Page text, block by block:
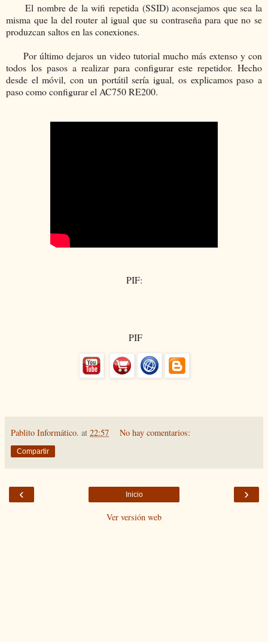
El nombre de la wifi repetida (SSID) aconsejamos que sea la
misma que la del router al igual que su contraseña para que no se
produzcan saltos en las conexiones.
Por último dejaros un video tutorial mucho más extenso y con
todos los pasos a realizar para configurar este repetidor. Hecho
desde el móvil, con un portátil sería igual, os explicamos paso a
paso como configurar el AC750 RE200.
PIF:
PIF
Pablito Informático. at 22:57 No hay comentarios:
Compartir
‹ ›
Inicio
Ver versión web